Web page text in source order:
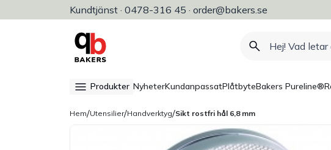
Kundtjänst · 0478-316 45 · order@bakers.se
Allt för bageri, konditori & restaurang
Produkter NyheterKundanpassatPlåtbyteBakers Pureline®
Hem/Utensilier/Handverktyg/Sikt rostfri hål 6,8 mm